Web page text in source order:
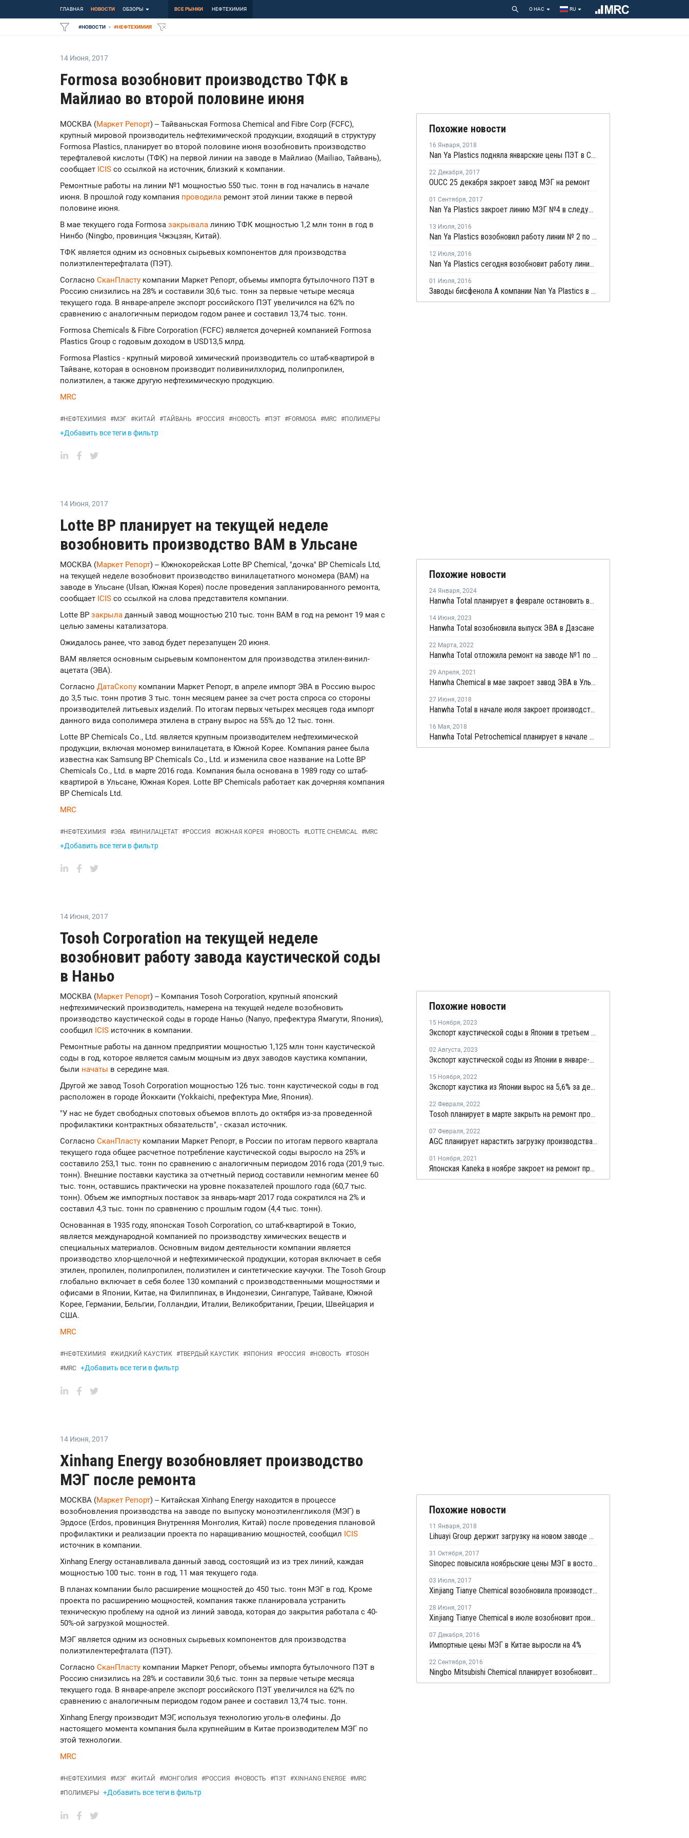
ГЛАВНАЯ НОВОСТИ ОБЗОРЫ ВСЕ РЫНКИ НЕФТЕХИМИЯ О НАС RU
#НОВОСТИ #НЕФТЕХИМИЯ
14 Июня, 2017
Formosa возобновит производство ТФК в
Майлиао во второй половине июня
МОСКВА (Маркет Репорт) -- Тайваньская Formosa Chemical and Fibre Corp (FCFC),
крупный мировой производитель нефтехимической продукции, входящий в структуру
Formosa Plastics, планирует во второй половине июня возобновить производство
терефталевой кислоты (ТФК) на первой линии на заводе в Майлиао (Mailiao, Тайвань),
сообщает ICIS со ссылкой на источник, близкий к компании.
Ремонтные работы на линии №1 мощностью 550 тыс. тонн в год начались в начале
июня. В прошлой году компания проводила ремонт этой линии также в первой
половине июня.
В мае текущего года Formosa закрывала линию ТФК мощностью 1,2 млн тонн в год в
Нинбо (Ningbo, провинция Чжэцзян, Китай).
ТФК является одним из основных сырьевых компонентов для производства
полиэтилентерефталата (ПЭТ).
Согласно СканПласту компании Маркет Репорт, объемы импорта бутылочного ПЭТ в
Россию снизились на 28% и составили 30,6 тыс. тонн за первые четыре месяца
текущего года. В январе-апреле экспорт российского ПЭТ увеличился на 62% по
сравнению с аналогичным периодом годом ранее и составил 13,74 тыс. тонн.
Formosa Chemicals & Fibre Corporation (FCFC) является дочерней компанией Formosa
Plastics Group с годовым доходом в USD13,5 млрд.
Formosa Plastics - крупный мировой химический производитель со штаб-квартирой в
Тайване, которая в основном производит поливинилхлорид, полипропилен,
полиэтилен, а также другую нефтехимическую продукцию.
MRC
#НЕФТЕХИМИЯ #МЭГ #КИТАЙ #ТАЙВАНЬ #РОССИЯ #НОВОСТЬ #ПЭТ #FORMOSA #MRC #ПОЛИМЕРЫ
+Добавить все теги в фильтр
Похожие новости
16 Января, 2018
Nan Ya Plastics подняла январские цены ПЭТ в США
22 Декабря, 2017
OUCC 25 декабря закроет завод МЭГ на ремонт
01 Сентября, 2017
Nan Ya Plastics закроет линию МЭГ №4 в следующей неделе на ремонт
13 Июля, 2016
Nan Ya Plastics возобновил работу линии № 2 по производству МЭГ в Майлиао
12 Июля, 2016
Nan Ya Plastics сегодня возобновит работу линии № 2 по производству МЭГ в Майлиао после короткой остановки
01 Июля, 2016
Заводы бисфенола А компании Nan Ya Plastics в Тайване загружены на 70%
14 Июня, 2017
Lotte BP планирует на текущей неделе
возобновить производство ВАМ в Ульсане
МОСКВА (Маркет Репорт) -- Южнокорейская Lotte BP Chemical, "дочка" BP Chemicals Ltd,
на текущей неделе возобновит производство винилацетатного мономера (ВАМ) на
заводе в Ульсане (Ulsan, Южная Корея) после проведения запланированного ремонта,
сообщает ICIS со ссылкой на слова представителя компании.
Lotte BP закрыла данный завод мощностью 210 тыс. тонн ВАМ в год на ремонт 19 мая с
целью замены катализатора.
Ожидалось ранее, что завод будет перезапущен 20 июня.
ВАМ является основным сырьевым компонентом для производства этилен-винил-
ацетата (ЭВА).
Согласно ДатаСкопу компании Маркет Репорт, в апреле импорт ЭВА в Россию вырос
до 3,5 тыс. тонн против 3 тыс. тонн месяцем ранее за счет роста спроса со стороны
производителей литьевых изделий. По итогам первых четырех месяцев года импорт
данного вида сополимера этилена в страну вырос на 55% до 12 тыс. тонн.
Lotte BP Chemicals Co., Ltd. является крупным производителем нефтехимической
продукции, включая мономер винилацетата, в Южной Корее. Компания ранее была
известна как Samsung BP Chemicals Co., Ltd. и изменила свое название на Lotte BP
Chemicals Co., Ltd. в марте 2016 года. Компания была основана в 1989 году со штаб-
квартирой в Ульсане, Южная Корея. Lotte BP Chemicals работает как дочерняя компания
BP Chemicals Ltd.
MRC
#НЕФТЕХИМИЯ #ЭВА #ВИНИЛАЦЕТАТ #РОССИЯ #ЮЖНАЯ КОРЕЯ #НОВОСТЬ #LOTTE CHEMICAL #MRC
+Добавить все теги в фильтр
Похожие новости
24 Января, 2024
Hanwha Total планирует в феврале остановить выпуск ЭВА на линии №2 в Даэсане
14 Июня, 2023
Hanwha Total возобновила выпуск ЭВА в Даэсане
22 Марта, 2022
Hanwha Total отложила ремонт на заводе №1 по выпуску ЭВА в Даэсане
29 Апреля, 2021
Hanwha Chemical в мае закроет завод ЭВА в Ульсане на ремонт
27 Июня, 2018
Hanwha Total в начале июля закроет производство ЭВА в Даэсане на ремонт
16 Мая, 2018
Hanwha Total Petrochemical планирует в начале июня закрыть производство ЭВА в Даэсане
14 Июня, 2017
Tosoh Corporation на текущей неделе
возобновит работу завода каустической соды
в Наньо
МОСКВА (Маркет Репорт) -- Компания Tosoh Corporation, крупный японский
нефтехимический производитель, намерена на текущей неделе возобновить
производство каустической соды в городе Наньо (Nanyo, префектура Ямагути, Япония),
сообщил ICIS источник в компании.
Ремонтные работы на данном предприятии мощностью 1,125 млн тонн каустической
соды в год, которое является самым мощным из двух заводов каустика компании,
были начаты в середине мая.
Другой же завод Tosoh Corporation мощностью 126 тыс. тонн каустической соды в год
расположен в городе Йоккаити (Yokkaichi, префектура Мие, Япония).
"У нас не будет свободных спотовых объемов вплоть до октября из-за проведенной
профилактики контрактных обязательств", - сказал источник.
Согласно СканПласту компании Маркет Репорт, в России по итогам первого квартала
текущего года общее расчетное потребление каустической соды выросло на 25% и
составило 253,1 тыс. тонн по сравнению с аналогичным периодом 2016 года (201,9 тыс.
тонн). Внешние поставки каустика за отчетный период составили немногим менее 60
тыс. тонн, оставшись практически на уровне показателей прошлого года (60,7 тыс.
тонн). Объем же импортных поставок за январь-март 2017 года сократился на 2% и
составил 4,3 тыс. тонн по сравнению с прошлым годом (4,4 тыс. тонн).
Основанная в 1935 году, японская Tosoh Corporation, со штаб-квартирой в Токио,
является международной компанией по производству химических веществ и
специальных материалов. Основным видом деятельности компании является
производство хлор-щелочной и нефтехимической продукции, которая включает в себя
этилен, пропилен, полипропилен, полиэтилен и синтетические каучуки. The Tosoh Group
глобально включает в себя более 130 компаний с производственными мощностями и
офисами в Японии, Китае, на Филиппинах, в Индонезии, Сингапуре, Тайване, Южной
Корее, Германии, Бельгии, Голландии, Италии, Великобритании, Греции, Швейцария и
США.
MRC
#НЕФТЕХИМИЯ #ЖИДКИЙ КАУСТИК #ТВЕРДЫЙ КАУСТИК #ЯПОНИЯ #РОССИЯ #НОВОСТЬ #TOSOH
#MRC +Добавить все теги в фильтр
Похожие новости
15 Ноября, 2023
Экспорт каустической соды в Японии в третьем квартале увеличился
02 Августа, 2023
Экспорт каустической соды из Японии в январе-июне снизился
15 Ноября, 2022
Экспорт каустика из Японии вырос на 5,6% за девять месяцев
22 Февраля, 2022
Tosoh планирует в марте закрыть на ремонт производство каустика в Японии
07 Февраля, 2022
AGC планирует нарастить загрузку производства каустика в Японии
01 Ноября, 2021
Японская Kaneka в ноябре закроет на ремонт производство каустика
14 Июня, 2017
Xinhang Energy возобновляет производство
МЭГ после ремонта
МОСКВА (Маркет Репорт) -- Китайская Xinhang Energу находится в процессе
возобновления производства на заводе по выпуску моноэтиленгликоля (МЭГ) в
Эрдосе (Erdos, провинция Внутренняя Монголия, Китай) после проведения плановой
профилактики и реализации проекта по наращиванию мощностей, сообщил ICIS
источник в компании.
Xinhang Energу останавливала данный завод, состоящий из из трех линий, каждая
мощностью 100 тыс. тонн в год, 11 мая текущего года.
В планах компании было расширение мощностей до 450 тыс. тонн МЭГ в год. Кроме
проекта по расширению мощностей, компания также планировала устранить
техническую проблему на одной из линий завода, которая до закрытия работала с 40-
50%-ой загрузкой мощностей.
МЭГ является одним из основных сырьевых компонентов для производства
полиэтилентерефталата (ПЭТ).
Согласно СканПласту компании Маркет Репорт, объемы импорта бутылочного ПЭТ в
Россию снизились на 28% и составили 30,6 тыс. тонн за первые четыре месяца
текущего года. В январе-апреле экспорт российского ПЭТ увеличился на 62% по
сравнению с аналогичным периодом годом ранее и составил 13,74 тыс. тонн.
Xinhang Energу производит МЭГ, используя технологию уголь-в олефины. До
настоящего момента компания была крупнейшим в Китае производителем МЭГ по
этой технологии.
MRC
#НЕФТЕХИМИЯ #МЭГ #КИТАЙ #МОНГОЛИЯ #РОССИЯ #НОВОСТЬ #ПЭТ #XINHANG ENERGE #MRC
#ПОЛИМЕРЫ +Добавить все теги в фильтр
Похожие новости
11 Января, 2018
Lihuayi Group держит загрузку на новом заводе МЭГ на уровне 100%
31 Октября, 2017
Sinopec повысила ноябрьские цены МЭГ в восточном Китае
03 Июля, 2017
Xinjiang Tianye Chemical возобновила производство МЭГ
28 Июня, 2017
Xinjiang Tianye Chemical в июле возобновит производство МЭГ в Китае
07 Декабря, 2016
Импортные цены МЭГ в Китае выросли на 4%
22 Сентября, 2016
Ningbo Mitsubishi Chemical планирует возобновить производство ТФК в конце октября